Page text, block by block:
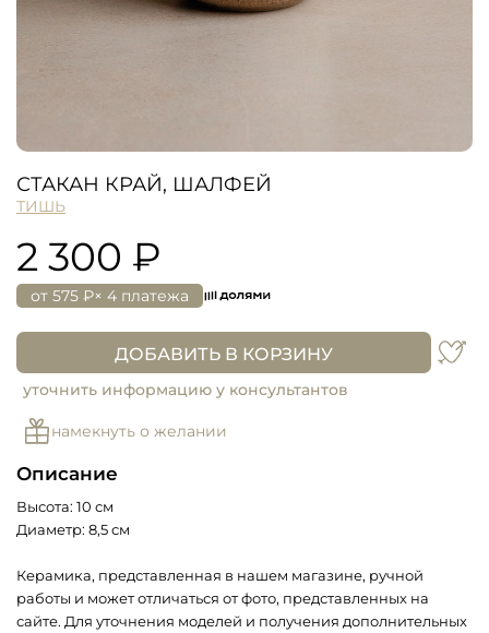
СТАКАН КРАЙ, ШАЛФЕЙ
ТИШЬ
2 300 ₽
от 575 ₽× 4 платежа
ДОБАВИТЬ В КОРЗИНУ
уточнить информацию у консультантов
намекнуть о желании
Описание
Высота: 10 см
Диаметр: 8,5 см
Керамика, представленная в нашем магазине, ручной
работы и может отличаться от фото, представленных на
сайте. Для уточнения моделей и получения дополнительных